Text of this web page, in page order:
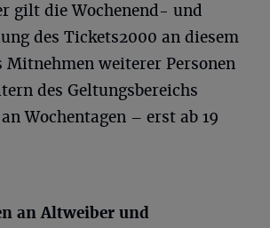
gilt die Wochenend- und
des Tickets2000 an diesem
Mitnehmen weiterer Personen
des Geltungsbereichs
Wochentagen – erst ab 19
an Altweiber und